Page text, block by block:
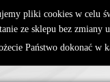
32 721 86
pliki cookies w celu
ze sklepu bez zmiany
Państwo dokonać w